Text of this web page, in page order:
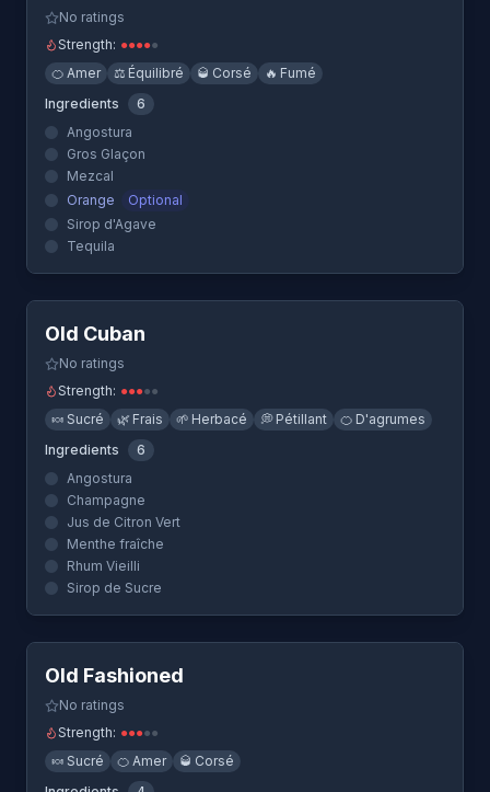
No ratings
Strength: ●●●●●
🍊 Amer ⚖️ Équilibré 🥃 Corsé 🔥 Fumé
Ingredients
6
Angostura
Gros Glaçon
Mezcal
Orange
Optional
Sirop d'Agave
Tequila
Quick View
Old Cuban
No ratings
Strength: ●●●●●
🍬 Sucré 🌿 Frais 🌱 Herbacé 💭 Pétillant 🍊 D'agrumes
Ingredients
6
Angostura
Champagne
Jus de Citron Vert
Menthe fraîche
Rhum Vieilli
Sirop de Sucre
Quick View
Old Fashioned
No ratings
Strength: ●●●●●
🍬 Sucré 🍊 Amer 🥃 Corsé